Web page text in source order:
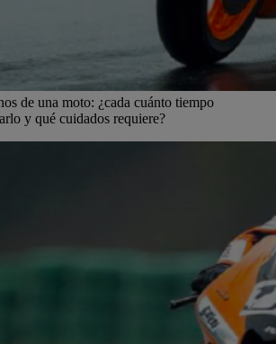
de una moto: ¿cada cuánto tiempo
y qué cuidados requiere?